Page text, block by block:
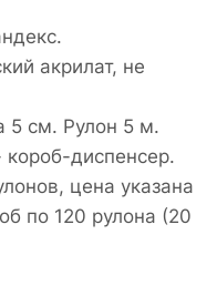
акрилат, не
5 см. Рулон 5 м.
диспенсер.
цена указана
по 120 рулона (20